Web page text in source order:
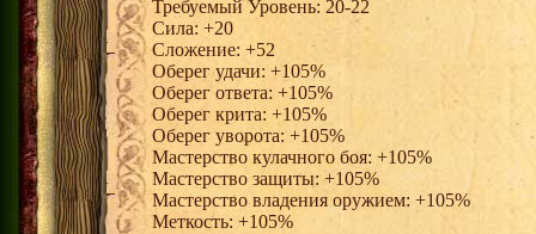
Требуемый Уровень: 20-22
Сила: +20
Сложение: +52
Оберег удачи: +105%
Оберег ответа: +105%
Оберег крита: +105%
Оберег уворота: +105%
Мастерство кулачного боя: +105%
Мастерство защиты: +105%
Мастерство владения оружием: +105%
Меткость: +105%